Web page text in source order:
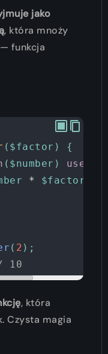
jako
, która mnoży
funkcja
( $factor ) {
( $number ) use
* $factor
( 2 );
10
, która
Czysta magia